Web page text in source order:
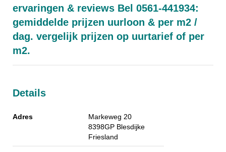
ervaringen & reviews Bel 0561-441934:
gemiddelde prijzen uurloon & per m2 /
dag. vergelijk prijzen op uurtarief of per
m2.
Details
Adres
Markeweg 20
8398GP Blesdijke
Friesland